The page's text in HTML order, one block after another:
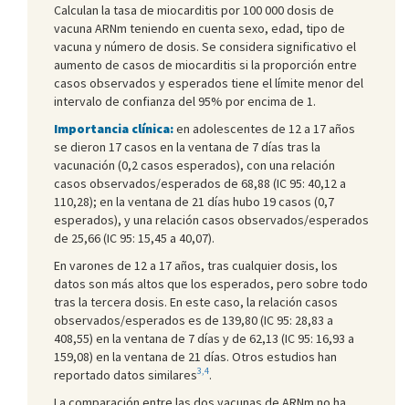
Calculan la tasa de miocarditis por 100 000 dosis de
vacuna ARNm teniendo en cuenta sexo, edad, tipo de
vacuna y número de dosis. Se considera significativo el
aumento de casos de miocarditis si la proporción entre
casos observados y esperados tiene el límite menor del
intervalo de confianza del 95% por encima de 1.
Importancia clínica:en adolescentes de 12 a 17 años
se dieron 17 casos en la ventana de 7 días tras la
vacunación (0,2 casos esperados), con una relación
casos observados/esperados de 68,88 (IC 95: 40,12 a
110,28); en la ventana de 21 días hubo 19 casos (0,7
esperados), y una relación casos observados/esperados
de 25,66 (IC 95: 15,45 a 40,07).
En varones de 12 a 17 años, tras cualquier dosis, los
datos son más altos que los esperados, pero sobre todo
tras la tercera dosis. En este caso, la relación casos
observados/esperados es de 139,80 (IC 95: 28,83 a
408,55) en la ventana de 7 días y de 62,13 (IC 95: 16,93 a
159,08) en la ventana de 21 días. Otros estudios han
reportado datos similares3,4.